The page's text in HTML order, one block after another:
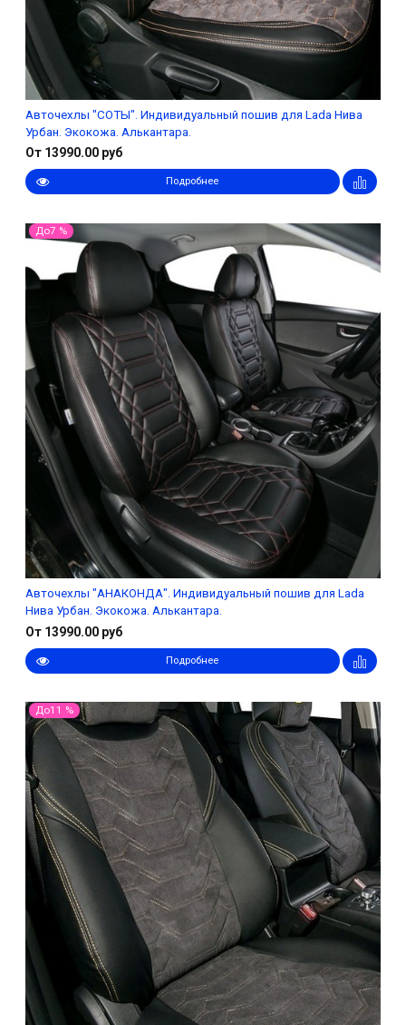
Авточехлы "СОТЫ". Индивидуальный пошив для Lada Нива
Урбан. Экокожа. Алькантара.
От 13990.00 руб
Подробнее
До7 %
Авточехлы "АНАКОНДА". Индивидуальный пошив для Lada
Нива Урбан. Экокожа. Алькантара.
От 13990.00 руб
Подробнее
До11 %